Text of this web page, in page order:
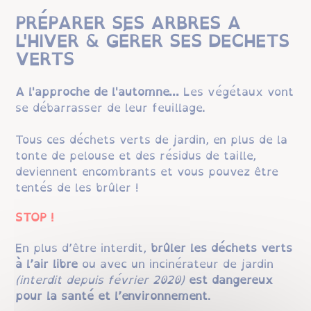
PRÉPARER SES ARBRES A
L'HIVER & GÉRER SES DECHETS
VERTS
A l'approche de l'automne... Les végétaux vont
se débarrasser de leur feuillage.
Tous ces déchets verts de jardin, en plus de la
tonte de pelouse et des résidus de taille,
deviennent encombrants et vous pouvez être
tentés de les brûler !
STOP !
En plus d’être interdit, brûler les déchets verts
à l’air libre ou avec un incinérateur de jardin
(interdit depuis février 2020) est dangereux
pour la santé et l’environnement.